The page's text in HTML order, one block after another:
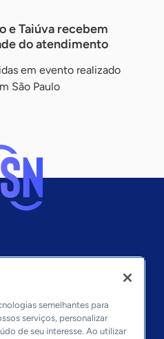
e Taiúva recebem
do atendimento
em evento realizado
São Paulo
semelhantes para
serviços, personalizar
de seu interesse. Ao utilizar